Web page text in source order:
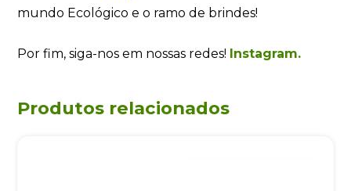
mundo Ecológico e o ramo de brindes!
Por fim, siga-nos em nossas redes! Instagram.
Produtos relacionados